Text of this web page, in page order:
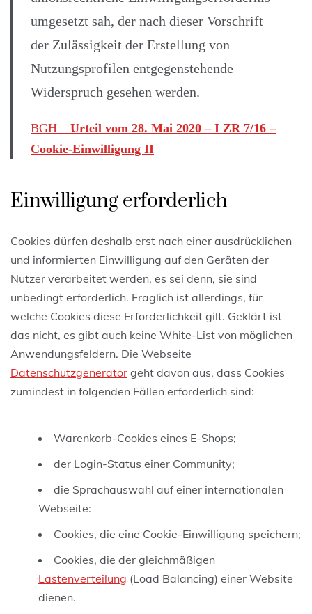
umgesetzt sah, der nach dieser Vorschrift
der Zulässigkeit der Erstellung von
Nutzungsprofilen entgegenstehende
Widerspruch gesehen werden.
BGH – Urteil vom 28. Mai 2020 – I ZR 7/16 –
Cookie-Einwilligung II
Einwilligung erforderlich
Cookies dürfen deshalb erst nach einer ausdrücklichen
und informierten Einwilligung auf den Geräten der
Nutzer verarbeitet werden, es sei denn, sie sind
unbedingt erforderlich. Fraglich ist allerdings, für
welche Cookies diese Erforderlichkeit gilt. Geklärt ist
das nicht, es gibt auch keine White-List von möglichen
Anwendungsfeldern. Die Webseite
Datenschutzgenerator geht davon aus, dass Cookies
zumindest in folgenden Fällen erforderlich sind:
Warenkorb-Cookies eines E-Shops;
der Login-Status einer Community;
die Sprachauswahl auf einer internationalen
Webseite:
Cookies, die eine Cookie-Einwilligung speichern;
Cookies, die der gleichmäßigen
Lastenverteilung (Load Balancing) einer Website
dienen.